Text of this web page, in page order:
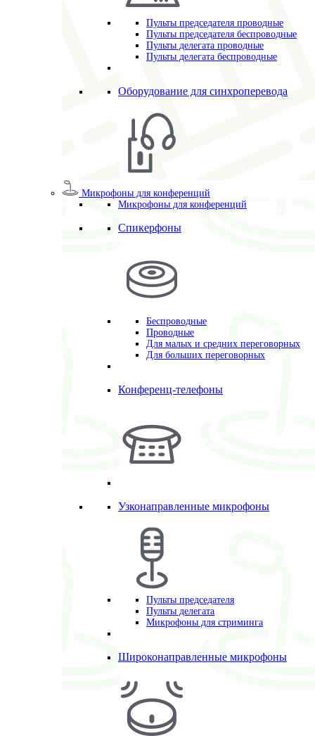
Пульты председателя проводные
Пульты председателя беспроводные
Пульты делегата проводные
Пульты делегата беспроводные
Оборудование для синхроперевода
Микрофоны для конференций
Микрофоны для конференций
Спикерфоны
Беспроводные
Проводные
Для малых и средних переговорных
Для больших переговорных
Конференц-телефоны
Узконаправленные микрофоны
Пульты председателя
Пульты делегата
Микрофоны для стриминга
Широконаправленные микрофоны